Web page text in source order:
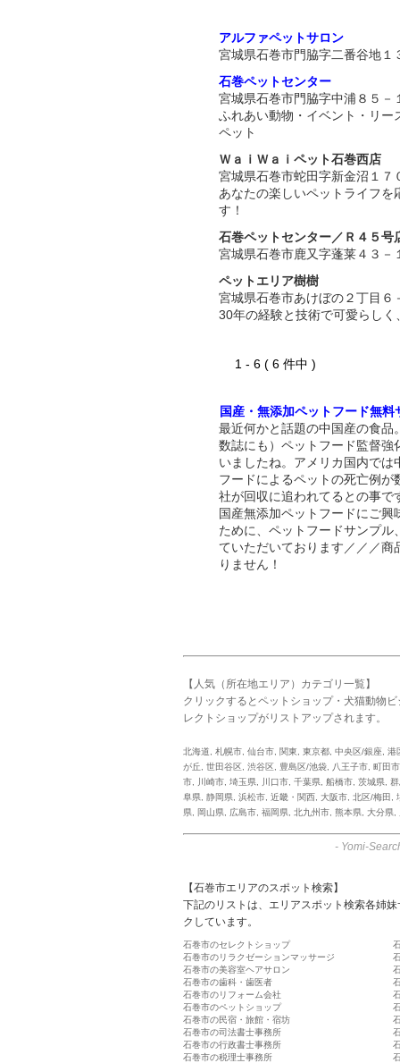
アルファペットサロン
宮城県石巻市門脇字二番谷地１
石巻ペットセンター
宮城県石巻市門脇字中浦８５－
ふれあい動物・イベント・リー
ペット
ＷａｉＷａｉペット石巻西店
宮城県石巻市蛇田字新金沼１７
あなたの楽しいペットライフを
す！
石巻ペットセンター／Ｒ４５号
宮城県石巻市鹿又字蓬莱４３－
ペットエリア樹樹
宮城県石巻市あけぼの２丁目６
30年の経験と技術で可愛らし
1 - 6 ( 6 件中 )
国産・無添加ペットフード無料
最近何かと話題の中国産の食品
数誌にも）ペットフード監督強
いましたね。アメリカ国内で
フードによるペットの死亡例
社が回収に追われてるとの事で
国産無添加ペットフードにご
ために、ペットフードサンプ
ていただいております／／／
りません！
【人気（所在地エリア）カテゴリ一覧】
クリックするとペットショップ・犬猫動物
レクトショップがリストアップされます。
北海道 札幌市 仙台市 関東 東京都 中央区/銀座 港
が丘
世田谷区 渋谷区 豊島区/池袋 八王子市 町田市
市
川崎市 埼玉県 川口市 千葉県 船橋市 茨城県
阜県 静岡県 浜松市 近畿・関西 大阪市 北区/梅田
県
岡山県 広島市 福岡県 北九州市 熊本県 大分県
- Yomi-
【石巻市エリアのスポット検索】
下記のリストは、エリアスポット検索各姉
クしています。
石巻市のセレクトショップ
石巻市のリラクゼーションマッサージ
石巻市の美容室ヘアサロン
石巻市の歯科・歯医者
石巻市のリフォーム会社
石巻市のペットショップ
石巻市の民宿・旅館・宿坊
石巻市の司法書士事務所
石巻市の行政書士事務所
石巻市の税理士事務所